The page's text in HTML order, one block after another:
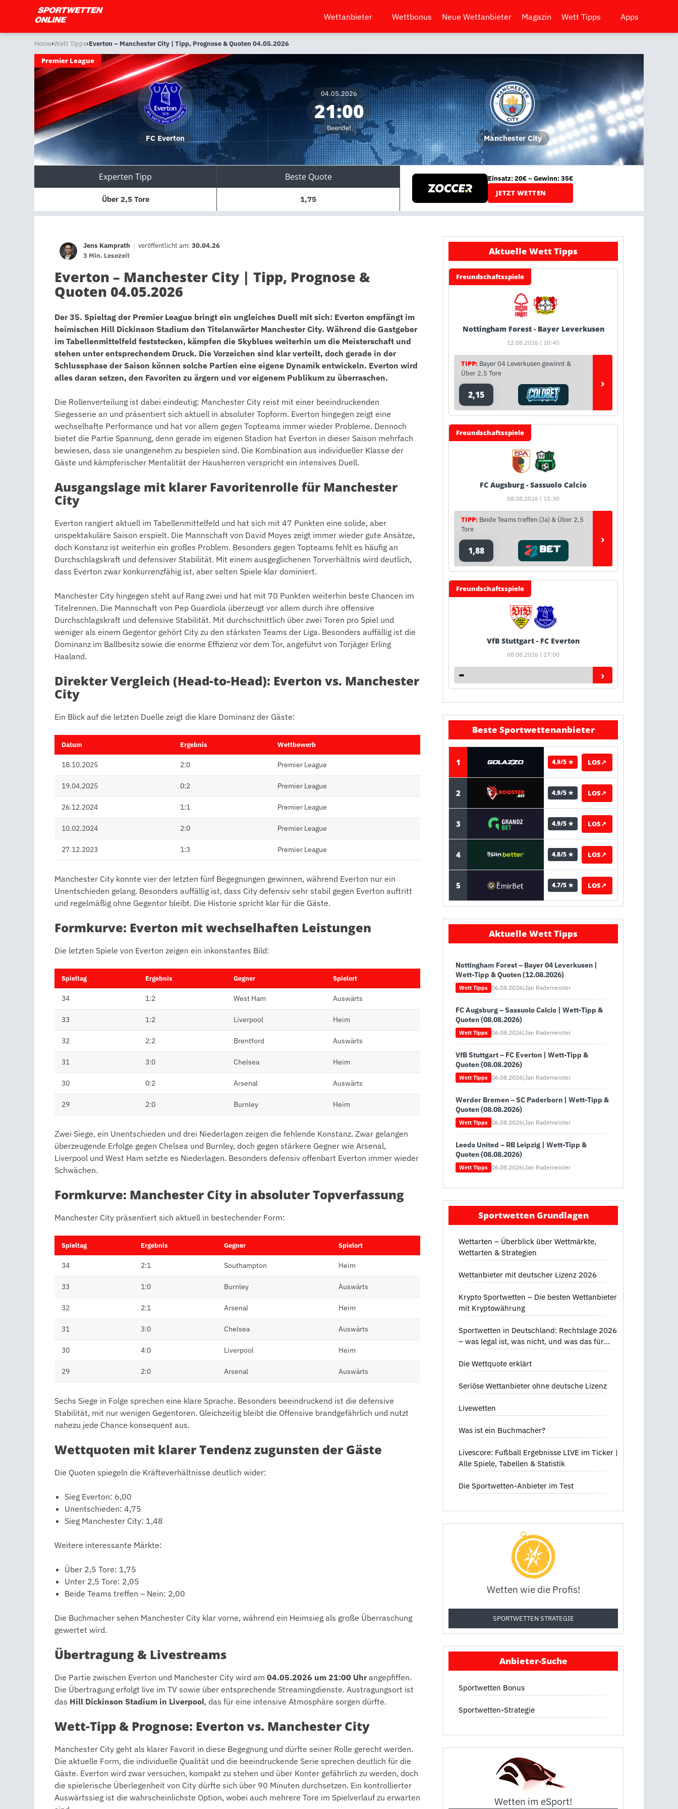
Wettanbieter Wettbonus Neue Wettanbieter Magazin Wett Tipps Apps
Home›Wett Tipps›Everton – Manchester City | Tipp, Prognose & Quoten 04.05.2026
Premier League
FC Everton
04.05.2026
21:00
Beendet
Manchester City
Experten Tipp Beste Quote
Über 2,5 Tore 1,75
Einsatz: 20€ – Gewinn: 35€
JETZT WETTEN
Jens Kamprath | veröffentlicht am: 30.04.26
3 Min. Lesezeit
Everton – Manchester City | Tipp, Prognose &
Quoten 04.05.2026
Der 35. Spieltag der Premier League bringt ein ungleiches Duell mit sich: Everton empfängt im
heimischen Hill Dickinson Stadium den Titelanwärter Manchester City. Während die Gastgeber
im Tabellenmittelfeld feststecken, kämpfen die Skyblues weiterhin um die Meisterschaft und
stehen unter entsprechendem Druck. Die Vorzeichen sind klar verteilt, doch gerade in der
Schlussphase der Saison können solche Partien eine eigene Dynamik entwickeln. Everton wird
alles daran setzen, den Favoriten zu ärgern und vor eigenem Publikum zu überraschen.
Die Rollenverteilung ist dabei eindeutig: Manchester City reist mit einer beeindruckenden
Siegesserie an und präsentiert sich aktuell in absoluter Topform. Everton hingegen zeigt eine
wechselhafte Performance und hat vor allem gegen Topteams immer wieder Probleme. Dennoch
bietet die Partie Spannung, denn gerade im eigenen Stadion hat Everton in dieser Saison mehrfach
bewiesen, dass sie unangenehm zu bespielen sind. Die Kombination aus individueller Klasse der
Gäste und kämpferischer Mentalität der Hausherren verspricht ein intensives Duell.
Ausgangslage mit klarer Favoritenrolle für Manchester
City
Everton rangiert aktuell im Tabellenmittelfeld und hat sich mit 47 Punkten eine solide, aber
unspektakuläre Saison erspielt. Die Mannschaft von David Moyes zeigt immer wieder gute Ansätze,
doch Konstanz ist weiterhin ein großes Problem. Besonders gegen Topteams fehlt es häufig an
Durchschlagskraft und defensiver Stabilität. Mit einem ausgeglichenen Torverhältnis wird deutlich,
dass Everton zwar konkurrenzfähig ist, aber selten Spiele klar dominiert.
Manchester City hingegen steht auf Rang zwei und hat mit 70 Punkten weiterhin beste Chancen im
Titelrennen. Die Mannschaft von Pep Guardiola überzeugt vor allem durch ihre offensive
Durchschlagskraft und defensive Stabilität. Mit durchschnittlich über zwei Toren pro Spiel und
weniger als einem Gegentor gehört City zu den stärksten Teams der Liga. Besonders auffällig ist die
Dominanz im Ballbesitz sowie die enorme Effizienz vor dem Tor, angeführt von Torjäger Erling
Haaland.
Direkter Vergleich (Head-to-Head): Everton vs. Manchester
City
Ein Blick auf die letzten Duelle zeigt die klare Dominanz der Gäste:
Datum Ergebnis Wettbewerb
18.10.2025 2:0 Premier League
19.04.2025 0:2 Premier League
26.12.2024 1:1 Premier League
10.02.2024 2:0 Premier League
27.12.2023 1:3 Premier League
Manchester City konnte vier der letzten fünf Begegnungen gewinnen, während Everton nur ein
Unentschieden gelang. Besonders auffällig ist, dass City defensiv sehr stabil gegen Everton auftritt
und regelmäßig ohne Gegentor bleibt. Die Historie spricht klar für die Gäste.
Formkurve: Everton mit wechselhaften Leistungen
Die letzten Spiele von Everton zeigen ein inkonstantes Bild:
Spieltag Ergebnis Gegner Spielort
34 1:2 West Ham Auswärts
33 1:2 Liverpool Heim
32 2:2 Brentford Auswärts
31 3:0 Chelsea Heim
30 0:2 Arsenal Auswärts
29 2:0 Burnley Heim
Zwei Siege, ein Unentschieden und drei Niederlagen zeigen die fehlende Konstanz. Zwar gelangen
überzeugende Erfolge gegen Chelsea und Burnley, doch gegen stärkere Gegner wie Arsenal,
Liverpool und West Ham setzte es Niederlagen. Besonders defensiv offenbart Everton immer wieder
Schwächen.
Formkurve: Manchester City in absoluter Topverfassung
Manchester City präsentiert sich aktuell in bestechender Form:
Spieltag Ergebnis Gegner Spielort
34 2:1 Southampton Heim
33 1:0 Burnley Auswärts
32 2:1 Arsenal Heim
31 3:0 Chelsea Auswärts
30 4:0 Liverpool Heim
29 2:0 Arsenal Auswärts
Sechs Siege in Folge sprechen eine klare Sprache. Besonders beeindruckend ist die defensive
Stabilität, mit nur wenigen Gegentoren. Gleichzeitig bleibt die Offensive brandgefährlich und nutzt
nahezu jede Chance konsequent aus.
Wettquoten mit klarer Tendenz zugunsten der Gäste
Die Quoten spiegeln die Kräfteverhältnisse deutlich wider:
Sieg Everton: 6,00
Unentschieden: 4,75
Sieg Manchester City: 1,48
Weitere interessante Märkte:
Über 2,5 Tore: 1,75
Unter 2,5 Tore: 2,05
Beide Teams treffen – Nein: 2,00
Die Buchmacher sehen Manchester City klar vorne, während ein Heimsieg als große Überraschung
gewertet wird.
Übertragung & Livestreams
Die Partie zwischen Everton und Manchester City wird am 04.05.2026 um 21:00 Uhr angepfiffen.
Die Übertragung erfolgt live im TV sowie über entsprechende Streamingdienste. Austragungsort ist
das Hill Dickinson Stadium in Liverpool, das für eine intensive Atmosphäre sorgen dürfte.
Wett-Tipp & Prognose: Everton vs. Manchester City
Manchester City geht als klarer Favorit in diese Begegnung und dürfte seiner Rolle gerecht werden.
Die aktuelle Form, die individuelle Qualität und die beeindruckende Serie sprechen deutlich für die
Gäste. Everton wird zwar versuchen, kompakt zu stehen und über Konter gefährlich zu werden, doch
die spielerische Überlegenheit von City dürfte sich über 90 Minuten durchsetzen. Ein kontrollierter
Auswärtssieg ist die wahrscheinlichste Option, wobei auch mehrere Tore im Spielverlauf zu erwarten
Aktuelle Wett Tipps
Freundschaftsspiele
Nottingham Forest - Bayer Leverkusen
12.08.2026 | 20:45
TIPP: Bayer 04 Leverkusen gewinnt &
Über 2,5 Tore
2,15
›
Freundschaftsspiele
FC Augsburg - Sassuolo Calcio
08.08.2026 | 15:30
TIPP: Beide Teams treffen (Ja) & Über 2,5
Tore
1,88
›
Freundschaftsspiele
VfB Stuttgart - FC Everton
08.08.2026 | 17:00
›
Beste Sportwettenanbieter
1 4.9/5 ★ LOS↗
2 4.9/5 ★ LOS↗
3 4.9/5 ★ LOS↗
4 4.8/5 ★ LOS↗
5 4.7/5 ★ LOS↗
Aktuelle Wett Tipps
Nottingham Forest – Bayer 04 Leverkusen |
Wett-Tipp & Quoten (12.08.2026)
Wett Tipps 06.08.2026|Jan Rademeister
FC Augsburg – Sassuolo Calcio | Wett-Tipp &
Quoten (08.08.2026)
Wett Tipps 06.08.2026|Jan Rademeister
VfB Stuttgart – FC Everton | Wett-Tipp &
Quoten (08.08.2026)
Wett Tipps 06.08.2026|Jan Rademeister
Werder Bremen – SC Paderborn | Wett-Tipp &
Quoten (08.08.2026)
Wett Tipps 06.08.2026|Jan Rademeister
Leeds United – RB Leipzig | Wett-Tipp &
Quoten (08.08.2026)
Wett Tipps 06.08.2026|Jan Rademeister
Sportwetten Grundlagen
Wettarten – Überblick über Wettmärkte,
Wettarten & Strategien
Wettanbieter mit deutscher Lizenz 2026
Krypto Sportwetten – Die besten Wettanbieter
mit Kryptowährung
Sportwetten in Deutschland: Rechtslage 2026
– was legal ist, was nicht, und was das für
Die Wettquote erklärt
Seriöse Wettanbieter ohne deutsche Lizenz
Livewetten
Was ist ein Buchmacher?
Livescore: Fußball Ergebnisse LIVE im Ticker |
Alle Spiele, Tabellen & Statistik
Die Sportwetten-Anbieter im Test
Wetten wie die Profis!
SPORTWETTEN STRATEGIE
Anbieter-Suche
Sportwetten Bonus
Sportwetten-Strategie
Wetten im eSport!